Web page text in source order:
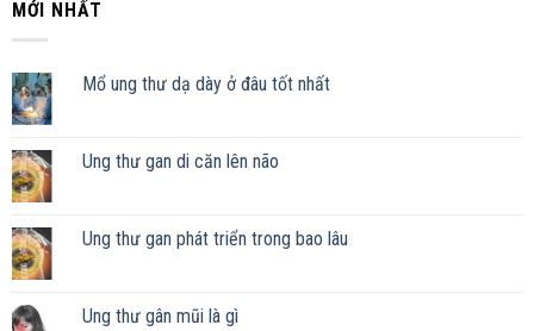
MỚI NHẤT
Mổ ung thư dạ dày ở đâu tốt nhất
Ung thư gan di căn lên não
Ung thư gan phát triển trong bao lâu
Ung thư gân mũi là gì